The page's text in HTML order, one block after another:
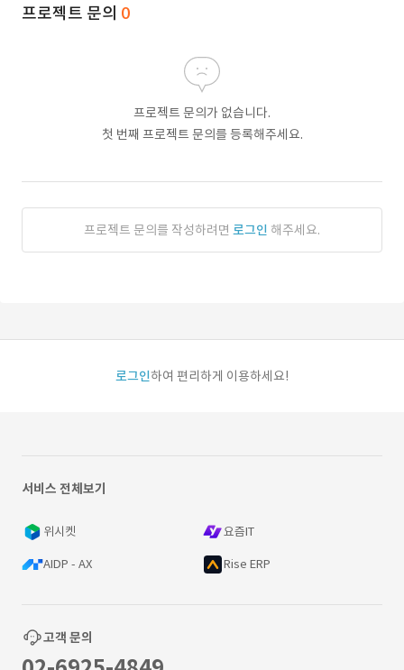
프로젝트 문의 0
프로젝트 문의가 없습니다.
첫 번째 프로젝트 문의를 등록해주세요.
프로젝트 문의를 작성하려면 로그인 해주세요.
로그인하여 편리하게 이용하세요!
서비스 전체보기
위시켓 요즘IT
AIDP - AX Rise ERP
고객 문의